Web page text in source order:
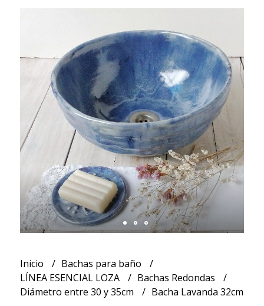
Inicio
Bachas para baño
LÍNEA ESENCIAL LOZA
Bachas Redondas
Diámetro entre 30 y 35cm
Bacha Lavanda 32cm